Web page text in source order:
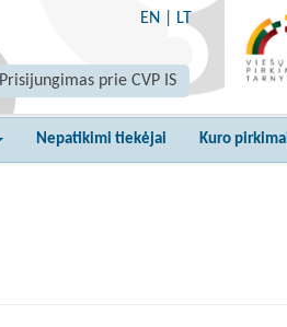
EN LT
Prisijungimas prie CVP IS
Nepatikimi tiekėjai Kuro